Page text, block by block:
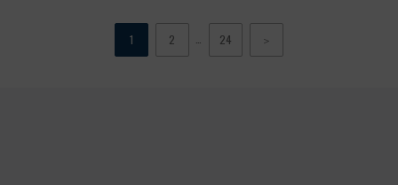
1 2 24 ＞